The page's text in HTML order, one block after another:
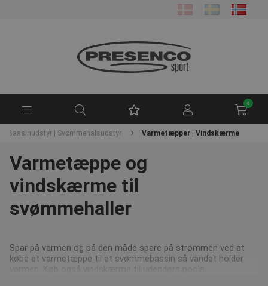
0
Bassinudstyr | Svømmehalsudstyr Varmetæpper | Vindskærme
Varmetæppe og
vindskærme til
svømmehaller
Spar på varmen og på den måde spare på strømmen ved at
købe et varmetæppe til et svømmebassin så vandet holder